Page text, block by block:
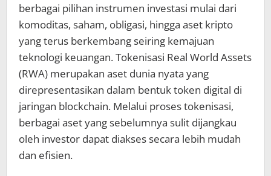
berbagai pilihan instrumen investasi mulai dari
komoditas, saham, obligasi, hingga aset kripto
yang terus berkembang seiring kemajuan
teknologi keuangan. Tokenisasi Real World Assets
(RWA) merupakan aset dunia nyata yang
direpresentasikan dalam bentuk token digital di
jaringan blockchain. Melalui proses tokenisasi,
berbagai aset yang sebelumnya sulit dijangkau
oleh investor dapat diakses secara lebih mudah
dan efisien.